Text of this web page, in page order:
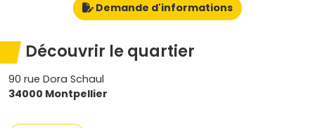
Demande d'informations
Découvrir le quartier
90 rue Dora Schaul
34000 Montpellier